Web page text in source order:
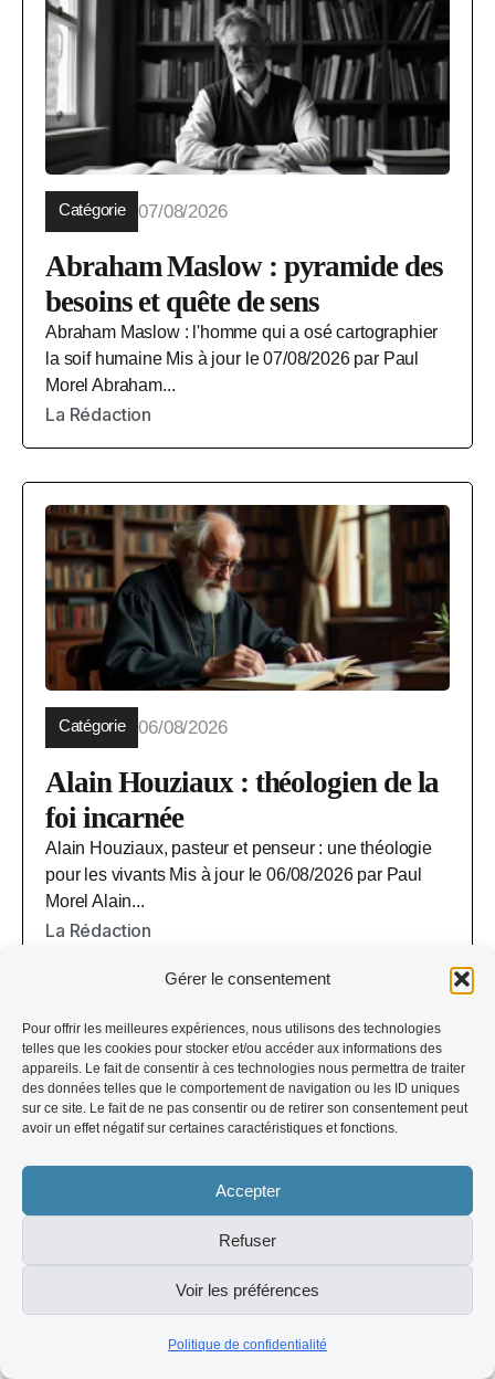
Gérer le consentement
Pour offrir les meilleures expériences, nous utilisons des technologies
telles que les cookies pour stocker et/ou accéder aux informations des
appareils. Le fait de consentir à ces technologies nous permettra de traiter
des données telles que le comportement de navigation ou les ID uniques
sur ce site. Le fait de ne pas consentir ou de retirer son consentement peut
avoir un effet négatif sur certaines caractéristiques et fonctions.
Accepter
Refuser
Voir les préférences
Politique de confidentialité
Catégorie 07/08/2026
Abraham Maslow : pyramide des
besoins et quête de sens
Abraham Maslow : l'homme qui a osé cartographier
la soif humaine Mis à jour le 07/08/2026 par Paul
Morel Abraham...
La Rédaction
Catégorie 06/08/2026
Alain Houziaux : théologien de la
foi incarnée
Alain Houziaux, pasteur et penseur : une théologie
pour les vivants Mis à jour le 06/08/2026 par Paul
Morel Alain...
La Rédaction
06/08/2026
Albert Piette : l’anthropologue
qui écoute l’homme